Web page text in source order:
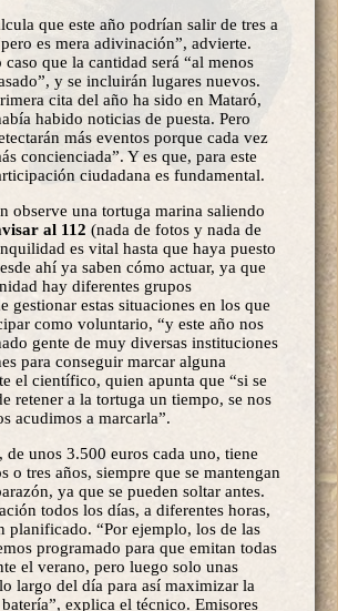
que este año podrían salir de tres a
es mera adivinación”, advierte.
caso que la cantidad será “al menos
y se incluirán lugares nuevos.
cita del año ha sido en Mataró,
habido noticias de puesta. Pero
más eventos porque cada vez
concienciada”. Y es que, para este
ciudadana es fundamental.
observe una tortuga marina saliendo
al 112 (nada de fotos y nada de
es vital hasta que haya puesto
ahí ya saben cómo actuar, ya que
hay diferentes grupos
gestionar estas situaciones en los que
como voluntario, “y este año nos
gente de muy diversas instituciones
para conseguir marcar alguna
el científico, quien apunta que “si se
retener a la tortuga un tiempo, se nos
acudimos a marcarla”.
de unos 3.500 euros cada uno, tiene
o tres años, siempre que se mantengan
ya que se pueden soltar antes.
todos los días, a diferentes horas,
planificado. “Por ejemplo, los de las
programado para que emitan todas
el verano, pero luego solo unas
largo del día para así maximizar la
explica el técnico. Emisores